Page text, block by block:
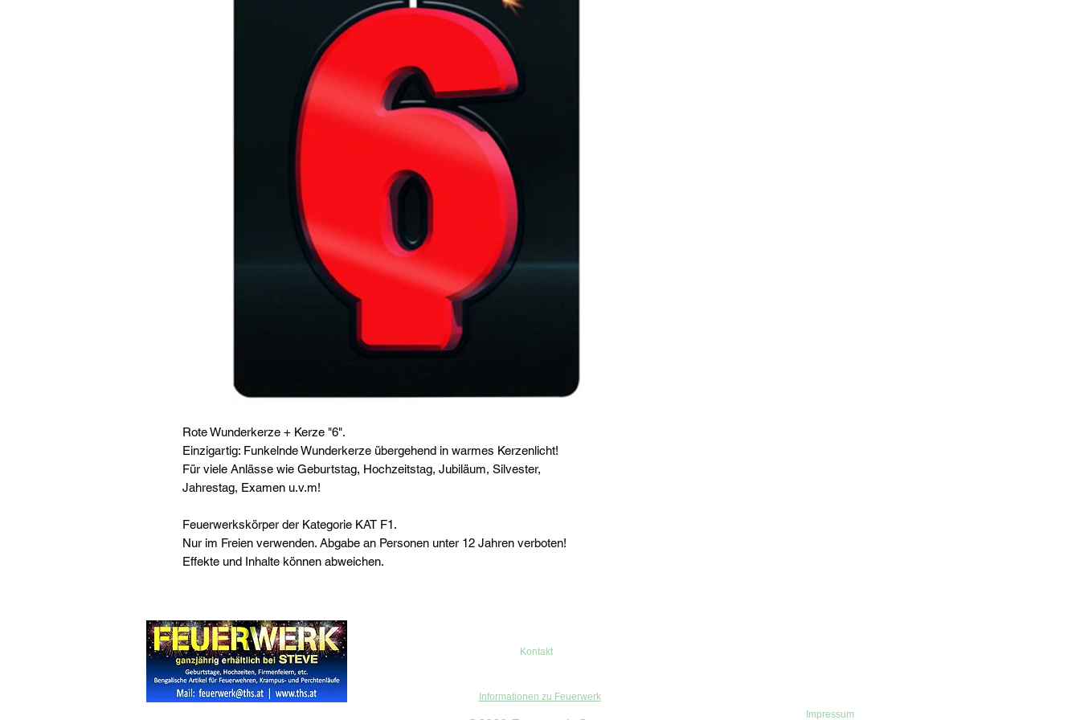
Rote Wunderkerze + Kerze "6".
Einzigartig: Funkelnde Wunderkerze übergehend in warmes Kerzenlicht!
Für viele Anlässe wie Geburtstag, Hochzeitstag, Jubiläum, Silvester,
Jahrestag, Examen u.v.m!
Feuerwerkskörper der Kategorie KAT F1.
Nur im Freien verwenden. Abgabe an Personen unter 12 Jahren verboten!
​Effekte und Inhalte können abweichen.
Kontakt
Informationen zu Feuerwerk
Impressum